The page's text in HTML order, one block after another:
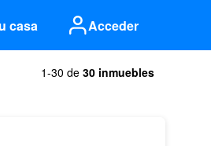
casa Acceder
1-30 de 30 inmuebles